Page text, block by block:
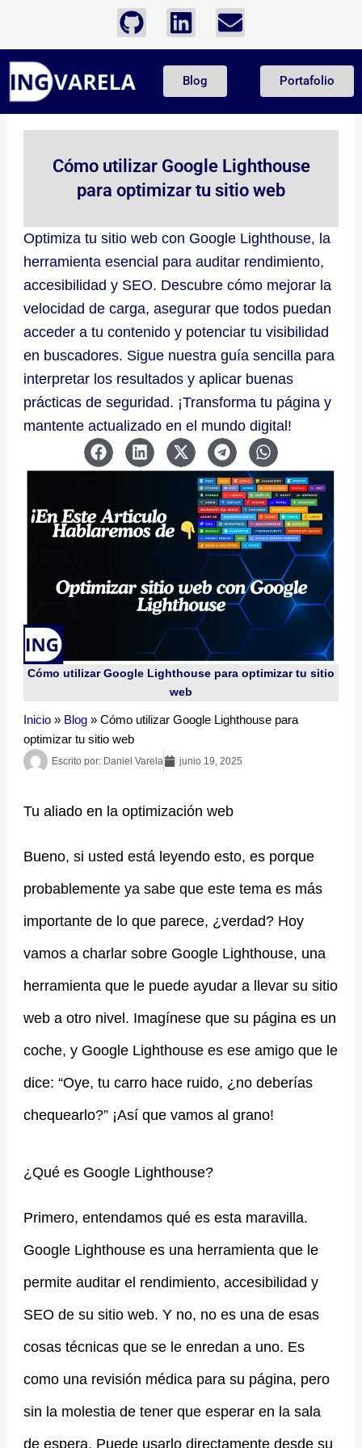
contenido
G
i
t
h
u
L
i
n
k
e
i
n
E
n
l
p
e
Blog Portafolio
Cómo utilizar Google Lighthouse
para optimizar tu sitio web
Optimiza tu sitio web con Google Lighthouse, la
herramienta esencial para auditar rendimiento,
accesibilidad y SEO. Descubre cómo mejorar la
velocidad de carga, asegurar que todos puedan
acceder a tu contenido y potenciar tu visibilidad
en buscadores. Sigue nuestra guía sencilla para
interpretar los resultados y aplicar buenas
prácticas de seguridad. ¡Transforma tu página y
mantente actualizado en el mundo digital!
Cómo utilizar Google Lighthouse para optimizar tu sitio
web
Inicio» Blog» Cómo utilizar Google Lighthouse para
optimizar tu sitio web
Escrito por:Daniel Varela junio 19, 2025
Tu aliado en la optimización web
Bueno, si usted está leyendo esto, es porque
probablemente ya sabe que este tema es más
importante de lo que parece, ¿verdad? Hoy
vamos a charlar sobre Google Lighthouse, una
herramienta que le puede ayudar a llevar su sitio
web a otro nivel. Imagínese que su página es un
coche, y Google Lighthouse es ese amigo que le
dice: “Oye, tu carro hace ruido, ¿no deberías
chequearlo?” ¡Así que vamos al grano!
¿Qué es Google Lighthouse?
Primero, entendamos qué es esta maravilla.
Google Lighthouse es una herramienta que le
permite auditar el rendimiento, accesibilidad y
SEO de su sitio web. Y no, no es una de esas
cosas técnicas que se le enredan a uno. Es
como una revisión médica para su página, pero
sin la molestia de tener que esperar en la sala
de espera. Puede usarlo directamente desde su